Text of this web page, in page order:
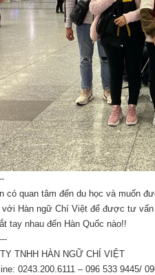
có quan tâm đến du học và muốn
với Hàn ngữ Chí Việt để được tư
tay nhau đến Hàn Quốc nào!!
TNHH HÀN NGỮ CHÍ VIỆT
0243.200.6111 – 096 533 9445/